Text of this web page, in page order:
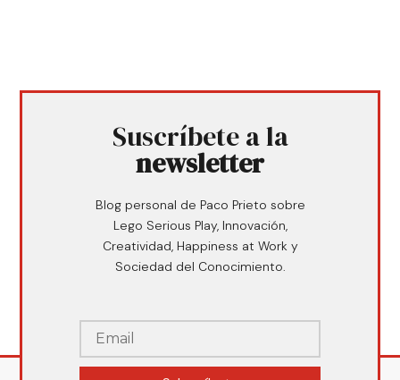
Suscríbete a la
newsletter
Blog personal de Paco Prieto sobre
Lego Serious Play, Innovación,
Creatividad, Happiness at Work y
Sociedad del Conocimiento.